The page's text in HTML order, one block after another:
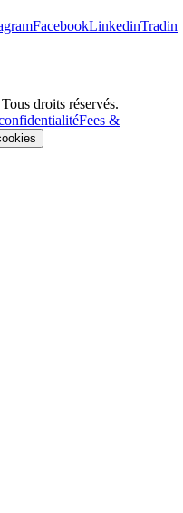
FacebookLinkedinTradin
droits réservés.
Fees &